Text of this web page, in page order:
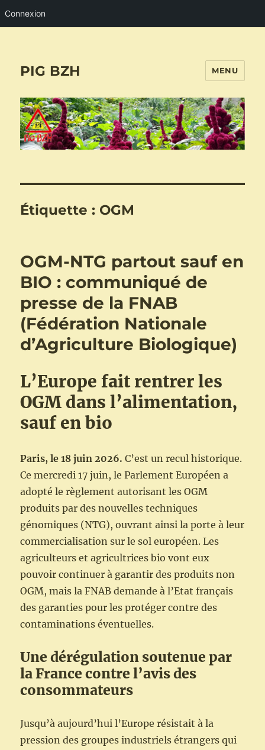
Connexion
PIG BZH MENU
Étiquette : OGM
OGM-NTG partout sauf en
BIO : communiqué de
presse de la FNAB
(Fédération Nationale
d’Agriculture Biologique)
L’Europe fait rentrer les
OGM dans l’alimentation,
sauf en bio
Paris, le 18 juin 2026.C’est un recul historique.
Ce mercredi 17 juin, le Parlement Européen a
adopté le règlement autorisant les OGM
produits par des nouvelles techniques
génomiques (NTG), ouvrant ainsi la porte à leur
commercialisation sur le sol européen. Les
agriculteurs et agricultrices bio vont eux
pouvoir continuer à garantir des produits non
OGM, mais la FNAB demande à l’Etat français
des garanties pour les protéger contre des
contaminations éventuelles.
Une dérégulation soutenue par
la France contre l’avis des
consommateurs
Jusqu’à aujourd’hui l’Europe résistait à la
pression des groupes industriels étrangers qui